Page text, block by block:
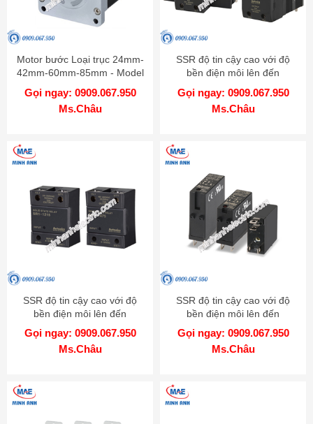
Motor bước Loại trục 24mm-
42mm-60mm-85mm - Model
AK
Gọi ngay: 0909.067.950
Ms.Châu
SSR độ tin cậy cao với độ
bền điện môi lên đến
4000VAC - Model SRPH1
Gọi ngay: 0909.067.950
Ms.Châu
SSR độ tin cậy cao với độ
bền điện môi lên đến
4000VAC - Model SR1
Gọi ngay: 0909.067.950
Ms.Châu
SSR độ tin cậy cao với độ
bền điện môi lên đến
4000VAC - Model SRS1
Gọi ngay: 0909.067.950
Ms.Châu